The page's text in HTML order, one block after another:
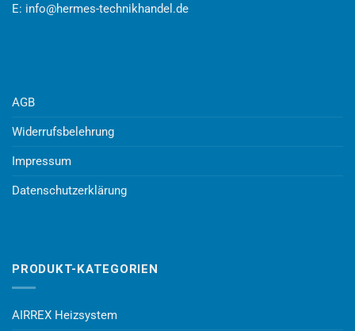
E: info@hermes-technikhandel.de
AGB
Widerrufsbelehrung
Impressum
Datenschutzerklärung
PRODUKT-KATEGORIEN
AIRREX Heizsystem